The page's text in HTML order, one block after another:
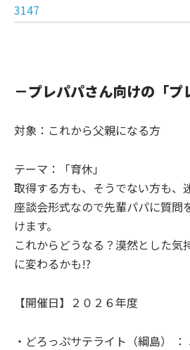
3147
－プレパパさん向けの「プ
対象：これから父親になる方
テーマ：「育休」
取得する方も、そうでない方も、
座談会形式なので先輩パパに質問
けます。
これからどうなる？漠然とした気
に変わるかも!?
【開催日】２０２６年度
・どろっぷサテライト（綱島）